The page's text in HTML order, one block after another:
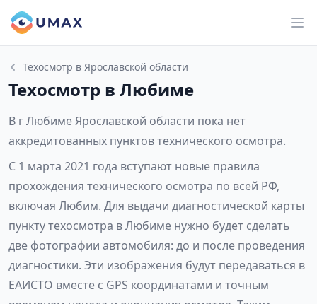
Техосмотр в Ярославской области
Техосмотр в Любиме
В г Любиме Ярославской области пока нет
аккредитованных пунктов технического осмотра.
С 1 марта 2021 года вступают новые правила
прохождения технического осмотра по всей РФ,
включая Любим. Для выдачи диагностической карты
пункту техосмотра в Любиме нужно будет сделать
две фотографии автомобиля: до и после проведения
диагностики. Эти изображения будут передаваться в
ЕАИСТО вместе с GPS координатами и точным